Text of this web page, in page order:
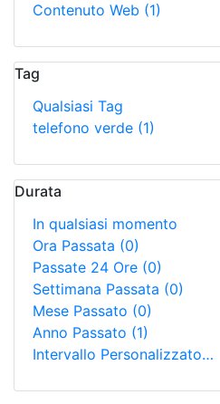
Contenuto Web (1)
Tag
Qualsiasi Tag
telefono verde (1)
Durata
In qualsiasi momento
Ora Passata (0)
Passate 24 Ore (0)
Settimana Passata (0)
Mese Passato (0)
Anno Passato (1)
Intervallo Personalizzato…